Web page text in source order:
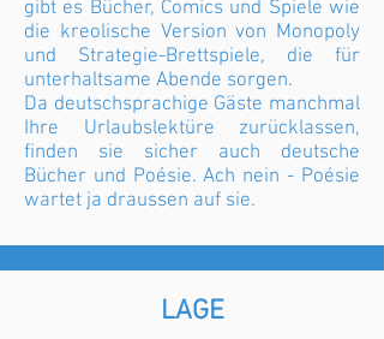
gibt es Bücher, Comics und Spiele wie
die kreolische Version von Monopoly
und Strategie-Brettspiele, die für
unterhaltsame Abende sorgen.
Da deutschsprachige Gäste manchmal
Ihre Urlaubslektüre zurücklassen,
finden sie sicher auch deutsche
Bücher und Poésie. Ach nein - Poésie
wartet ja draussen auf sie.
LAGE